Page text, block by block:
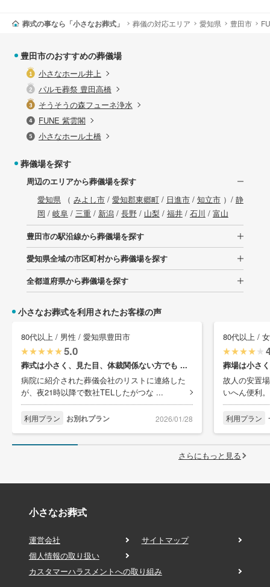
葬式の事なら「小さなお葬式」 葬儀の対応エリア 愛知県 豊田市
豊田市のおすすめの葬儀場
小さなホール井上
パルモ葬祭 豊田高橋
そうそうの森フューネ浄水
FUNE 紫雲閣
小さなホール土橋
葬儀場を探す
周辺のエリアから葬儀場を探す
愛知県（ みよし市/ 愛知郡東郷町/ 日進市/ 知立市）/ 静
岡 / 岐阜/ 三重/ 新潟/ 長野/ 山梨 / 福井/ 石川 / 富山
豊田市の駅沿線から葬儀場を探す
愛知県全域の市区町村から葬儀場を探す
全都道府県から葬儀場を探す
小さなお葬式を利用されたお客様の声
80代以上 / 男性 / 愛知県豊田市
5.0
葬式は小さく、見た目、体裁関係ない方でも ...
病院に紹介された葬儀会社のリストに連絡した
が、夜21時以降で数社TELしたがつな ...
利用プラン お別れプラン 2026/01/28
80代以上 /
葬場は小さ
故人の安置
いへん便利
利用プラン
さらにもっと見る
小さなお葬式
運営会社
サイトマップ
個人情報の取り扱い
カスタマーハラスメントへの取り組み